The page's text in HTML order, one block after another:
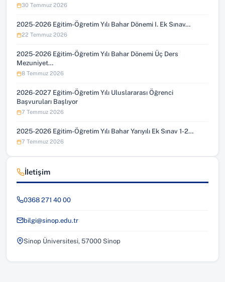
30 Temmuz 2026
2025-2026 Eğitim-Öğretim Yılı Bahar Dönemi I. Ek Sınav…
22 Temmuz 2026
2025-2026 Eğitim-Öğretim Yılı Bahar Dönemi Üç Ders
Mezuniyet…
8 Temmuz 2026
2026-2027 Eğitim-Öğretim Yılı Uluslararası Öğrenci
Başvuruları Başlıyor
7 Temmuz 2026
2025-2026 Eğitim-Öğretim Yılı Bahar Yarıyılı Ek Sınav 1-2…
7 Temmuz 2026
İletişim
0368 271 40 00
bilgi@sinop.edu.tr
Sinop Üniversitesi, 57000 Sinop